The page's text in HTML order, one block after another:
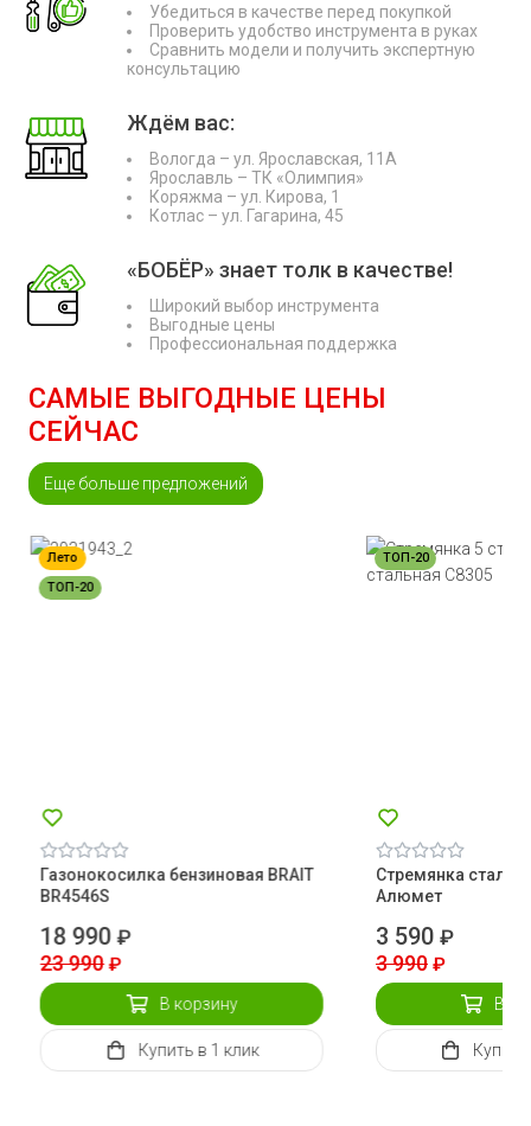
Убедиться в качестве перед покупкой
Проверить удобство инструмента в руках
Сравнить модели и получить экспертную
консультацию
Ждём вас:
Вологда – ул. Ярославская, 11А
Ярославль – ТК «Олимпия»
Коряжма – ул. Кирова, 1
Котлас – ул. Гагарина, 45
«БОБЁР» знает толк в качестве!
Широкий выбор инструмента
Выгодные цены
Профессиональная поддержка
САМЫЕ ВЫГОДНЫЕ ЦЕНЫ
СЕЙЧАС
Еще больше предложений
Лето
ТОП-20
Газонокосилка бензиновая BRAIT
BR4546S
18 990₽
23 990 ₽
В корзину
Купить в 1 клик
ТОП-20
Стремянка
Алюмет
3 590 ₽
3 990 ₽
В
Купить